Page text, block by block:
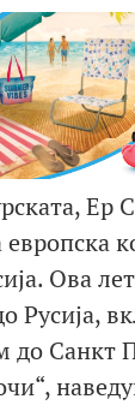
Ер
европска
Ова
Русија,
до Санкт